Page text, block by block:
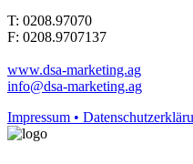
T: 0208.97070
F: 0208.9707137
www.dsa-marketing.ag
info@dsa-marketing.ag
Impressum •